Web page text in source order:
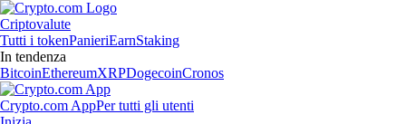
Criptovalute
Tutti i tokenPanieriEarnStaking
In tendenza
BitcoinEthereumXRPDogecoinCronos
Crypto.com AppPer tutti gli utenti